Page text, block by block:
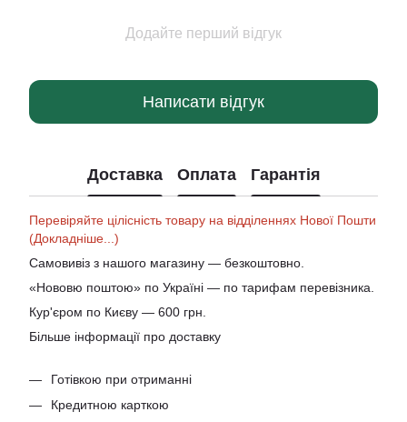
Додайте перший відгук
Написати відгук
Доставка Оплата Гарантія
Перевіряйте цілісність товару на відділеннях Нової Пошти
(Докладніше...)
Самовивіз з нашого магазину — безкоштовно.
«Нововю поштою» по Україні — по тарифам перевізника.
Кур'єром по Києву — 600 грн.
Більше інформації про доставку
Готівкою при отриманні
Кредитною карткою